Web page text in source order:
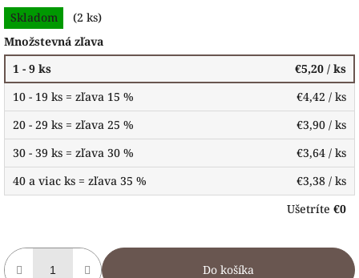
Jednotková
cena:
Skladom
(2 ks)
Množstevná zľava
1 - 9 ks
€5,20 / ks
10 - 19 ks = zľava 15 %
€4,42 / ks
20 - 29 ks = zľava 25 %
€3,90 / ks
30 - 39 ks = zľava 30 %
€3,64 / ks
40 a viac ks = zľava 35 %
€3,38 / ks
Ušetríte €0
Do košíka